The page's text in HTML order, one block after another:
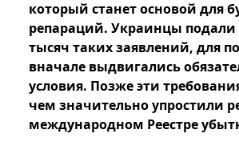
который станет основой для
репараций. Украинцы подали
тысяч таких заявлений, для
вначале выдвигались
условия. Позже эти
чем значительно упростили
международном Реестре